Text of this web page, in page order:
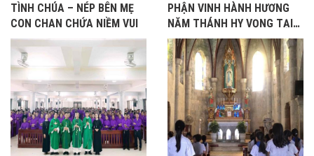
TÌNH CHÚA – NÉP BÊN MẸ
CON CHAN CHỨA NIỀM VUI
PHẬN VINH HÀNH HƯƠNG
NĂM THÁNH HY VỌNG TẠI
BẢO NHAM